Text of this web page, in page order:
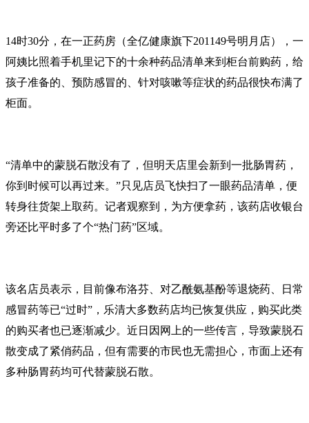
14时30分，在一正药房（全亿健康旗下201149号明月店），一
阿姨比照着手机里记下的十余种药品清单来到柜台前购药，给
孩子准备的、预防感冒的、针对咳嗽等症状的药品很快布满了
柜面。
“清单中的蒙脱石散没有了，但明天店里会新到一批肠胃药，
你到时候可以再过来。”只见店员飞快扫了一眼药品清单，便
转身往货架上取药。记者观察到，为方便拿药，该药店收银台
旁还比平时多了个“热门药”区域。
该名店员表示，目前像布洛芬、对乙酰氨基酚等退烧药、日常
感冒药等已“过时”，乐清大多数药店均已恢复供应，购买此类
的购买者也已逐渐减少。近日因网上的一些传言，导致蒙脱石
散变成了紧俏药品，但有需要的市民也无需担心，市面上还有
多种肠胃药均可代替蒙脱石散。